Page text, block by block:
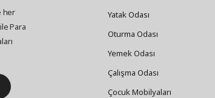
her
Para
Yatak Odası
Oturma Odası
Yemek Odası
Çalışma Odası
Çocuk Mobilyaları